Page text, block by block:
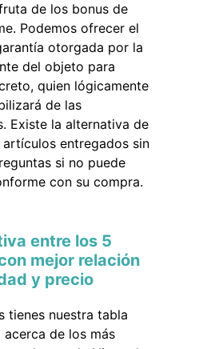
de los bonus de
Podemos ofrecer el
otorgada por la
del objeto para
quien lógicamente
de las
Existe la alternativa de
entregados sin
si no puede
con su compra.
entre los 5
mejor relación
y precio
tienes nuestra tabla
de los más